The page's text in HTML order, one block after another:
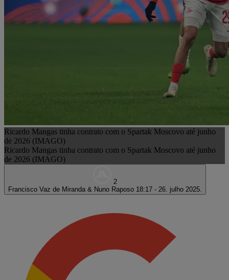
Ricardo Mangas tinha contrato com o Spartak Moscovo até junho
de 2026 (IMAGO)
Ricardo Mangas tinha contrato com o Spartak Moscovo até junho
de 2026 (IMAGO)
2
Francisco Vaz de Miranda & Nuno Raposo 18:17 - 26. julho 2025.